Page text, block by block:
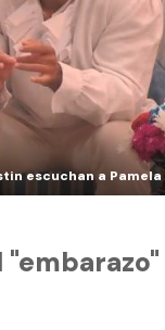
escuchan a Pamela